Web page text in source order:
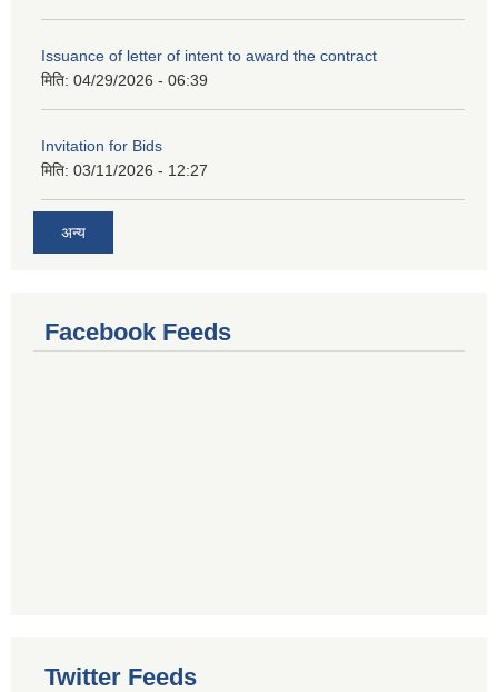
Issuance of letter of intent to award the contract
मिति: 04/29/2026 - 06:39
Invitation for Bids
मिति: 03/11/2026 - 12:27
अन्य
Facebook Feeds
Twitter Feeds